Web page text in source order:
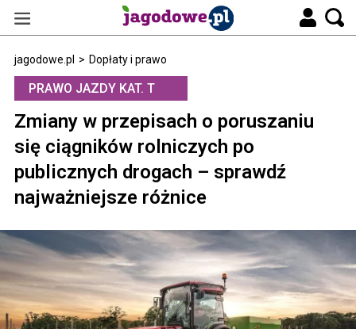
jagodowe.pl > Dopłaty i prawo
PRAWO JAZDY KAT. T
Zmiany w przepisach o poruszaniu
się ciągników rolniczych po
publicznych drogach – sprawdź
najważniejsze różnice